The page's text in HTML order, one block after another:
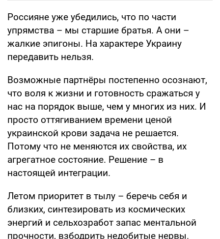
Россияне уже убедились, что по части
упрямства – мы старшие братья. А они –
жалкие эпигоны. На характере Украину
передавить нельзя.
Возможные партнёры постепенно осознают,
что воля к жизни и готовность сражаться у
нас на порядок выше, чем у многих из них. И
просто оттягиванием времени ценой
украинской крови задача не решается.
Потому что не меняются их свойства, их
агрегатное состояние. Решение – в
настоящей интеграции.
Летом приоритет в тылу – беречь себя и
близких, синтезировать из космических
энергий и сельхозработ запас ментальной
прочности, взбодрить недобитые нервы.